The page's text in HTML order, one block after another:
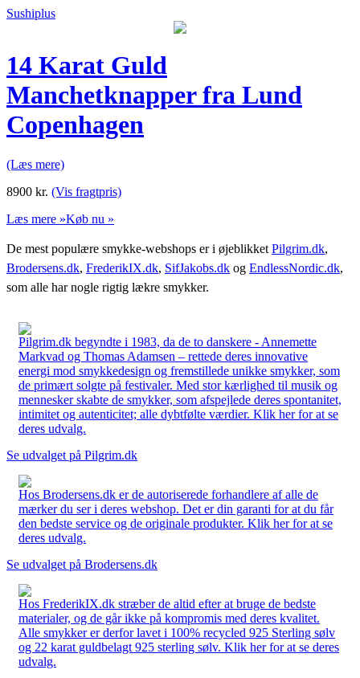
Sushiplus
14 Karat Guld
Manchetknapper fra Lund
Copenhagen
(Læs mere)
8900 kr. (Vis fragtpris)
Læs mere »Køb nu »
De mest populære smykke-webshops er i øjeblikket Pilgrim.dk,
Brodersens.dk, FrederikIX.dk, SifJakobs.dk og EndlessNordic.dk,
som alle har nogle rigtig lækre smykker.
Pilgrim.dk begyndte i 1983, da de to danskere - Annemette
Markvad og Thomas Adamsen – rettede deres innovative
energi mod smykkedesign og fremstillede unikke smykker, som
de primært solgte på festivaler. Med stor kærlighed til musik og
mennesker skabte de smykker, som afspejlede deres spontanitet,
intimitet og autenticitet; alle dybtfølte værdier. Klik her for at se
deres udvalg.
Se udvalget på Pilgrim.dk
Hos Brodersens.dk er de autoriserede forhandlere af alle de
mærker du ser i deres webshop. Det er din garanti for at du får
den bedste service og de originale produkter. Klik her for at se
deres udvalg.
Se udvalget på Brodersens.dk
Hos FrederikIX.dk stræber de altid efter at bruge de bedste
materialer, og de går ikke på kompromis med deres kvalitet.
Alle smykker er derfor lavet i 100% recycled 925 Sterling sølv
og 22 karat guldbelagt 925 sterling sølv. Klik her for at se deres
udvalg.